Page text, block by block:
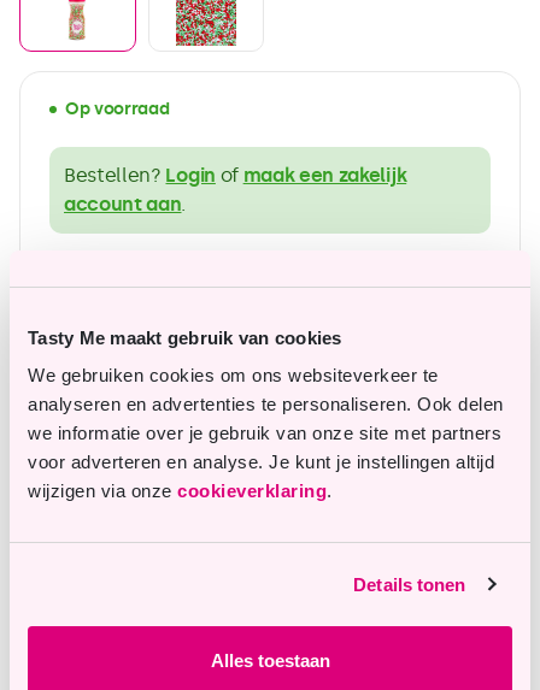
Tasty Me maakt gebruik van cookies
We gebruiken cookies om ons websiteverkeer te
analyseren en advertenties te personaliseren. Ook delen
we informatie over je gebruik van onze site met partners
voor adverteren en analyse. Je kunt je instellingen altijd
wijzigen via onze cookieverklaring.
Details tonen
Alles toestaan
Op voorraad
Bestellen? Login of maak een zakelijk
account aan
ruim assortiment in glutenvrije producten
Vragen of opmerkingen?
Onze klantenservice staat je graag te woord en